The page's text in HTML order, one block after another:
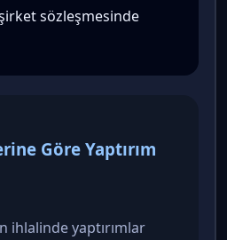
sözleşmesinde
Göre Yaptırım
ihlalinde yaptırımlar